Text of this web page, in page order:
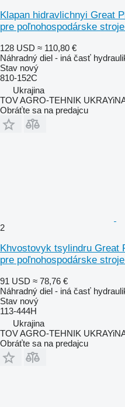
Klapan hidravlichnyi Great
pre poľnohospodárske
128 USD ≈ 110,80 €
Náhradný diel - iná časť
Stav nový
810-152C
Ukrajina
TOV AGRO-TEHNIK
Obráťte sa na predajcu
2
Khvostovyk tsylindru Great
pre poľnohospodárske
91 USD ≈ 78,76 €
Náhradný diel - iná časť
Stav nový
113-444H
Ukrajina
TOV AGRO-TEHNIK
Obráťte sa na predajcu